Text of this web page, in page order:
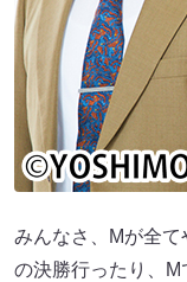
みんなさ、Mが全
の決勝行ったり、